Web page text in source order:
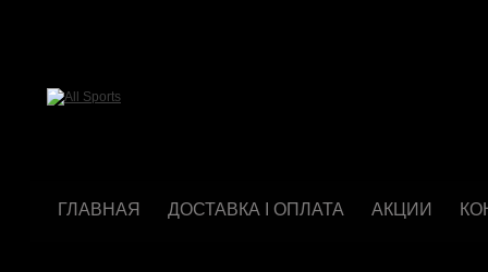
ГЛАВНАЯ ДОСТАВКА І ОПЛАТА АКЦИИ